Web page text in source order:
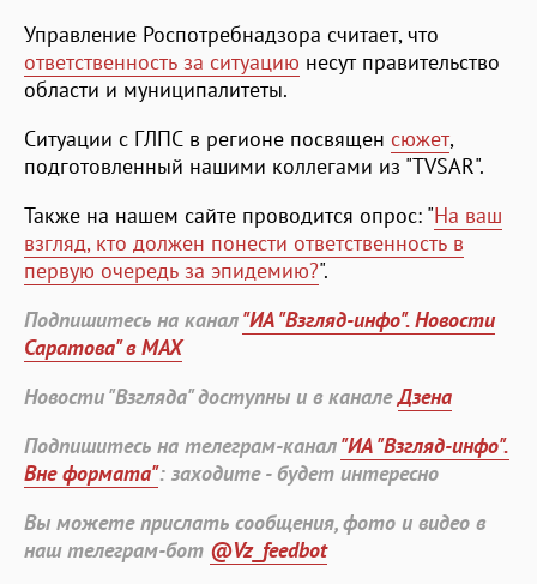
Управление Роспотребнадзора считает, что
ответственность за ситуацию несут правительство
области и муниципалитеты.
Ситуации с ГЛПС в регионе посвящен сюжет,
подготовленный нашими коллегами из "TVSAR".
Также на нашем сайте проводится опрос: "На ваш
взгляд, кто должен понести ответственность в
первую очередь за эпидемию?".
Подпишитесь на канал"ИА "Взгляд-инфо". Новости
Саратова" в MAX
Новости "Взгляда" доступны и в каналеДзена
Подпишитесь на телеграм-канал"ИА "Взгляд-инфо".
Вне формата": заходите - будет интересно
Вы можете прислать сообщения, фото и видео в
наш телеграм-бот @Vz_feedbot